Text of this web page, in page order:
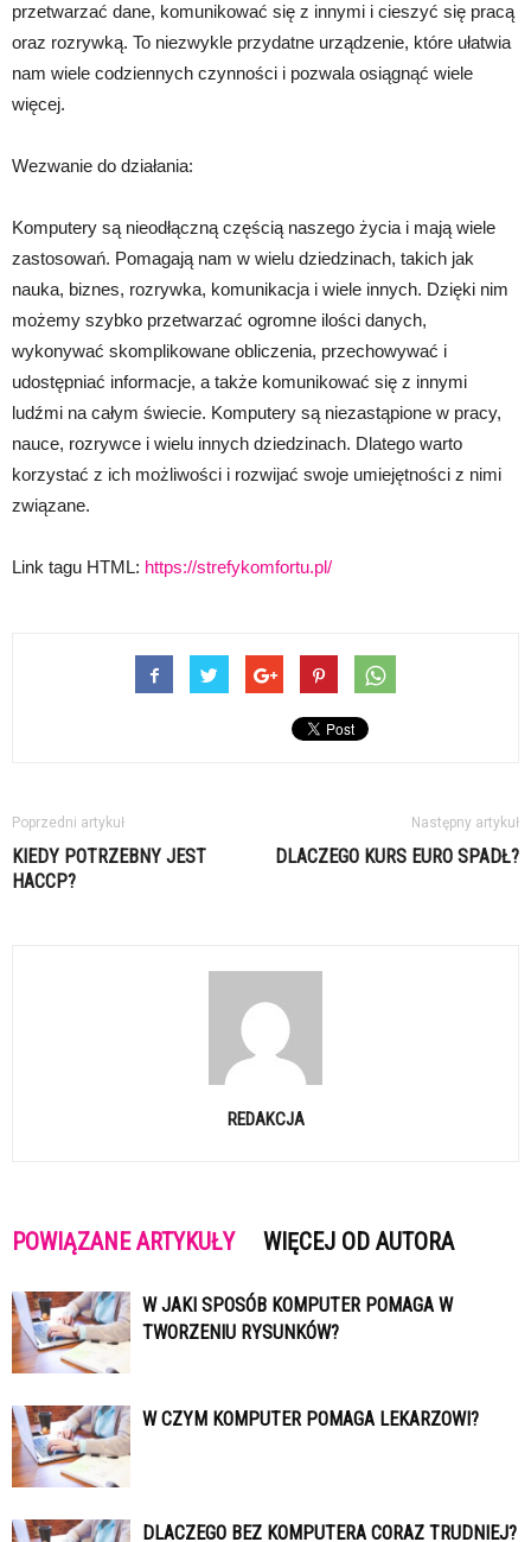
przetwarzać dane, komunikować się z innymi i cieszyć się pracą
oraz rozrywką. To niezwykle przydatne urządzenie, które ułatwia
nam wiele codziennych czynności i pozwala osiągnąć wiele
więcej.
Wezwanie do działania:
Komputery są nieodłączną częścią naszego życia i mają wiele
zastosowań. Pomagają nam w wielu dziedzinach, takich jak
nauka, biznes, rozrywka, komunikacja i wiele innych. Dzięki nim
możemy szybko przetwarzać ogromne ilości danych,
wykonywać skomplikowane obliczenia, przechowywać i
udostępniać informacje, a także komunikować się z innymi
ludźmi na całym świecie. Komputery są niezastąpione w pracy,
nauce, rozrywce i wielu innych dziedzinach. Dlatego warto
korzystać z ich możliwości i rozwijać swoje umiejętności z nimi
związane.
Link tagu HTML: https://strefykomfortu.pl/
Poprzedni artykuł
KIEDY POTRZEBNY JEST
HACCP?
Następny artykuł
DLACZEGO KURS EURO SPADŁ?
REDAKCJA
POWIĄZANE ARTYKUŁY WIĘCEJ OD AUTORA
W JAKI SPOSÓB KOMPUTER POMAGA W
TWORZENIU RYSUNKÓW?
W CZYM KOMPUTER POMAGA LEKARZOWI?
DLACZEGO BEZ KOMPUTERA CORAZ TRUDNIEJ?